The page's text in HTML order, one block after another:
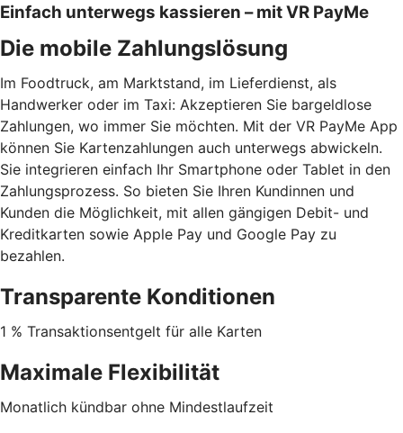
Einfach unterwegs kassieren – mit VR PayMe
Die mobile Zahlungslösung
Im Foodtruck, am Marktstand, im Lieferdienst, als
Handwerker oder im Taxi: Akzeptieren Sie bargeldlose
Zahlungen, wo immer Sie möchten. Mit der VR PayMe App
können Sie Kartenzahlungen auch unterwegs abwickeln.
Sie integrieren einfach Ihr Smartphone oder Tablet in den
Zahlungsprozess. So bieten Sie Ihren Kundinnen und
Kunden die Möglichkeit, mit allen gängigen Debit- und
Kreditkarten sowie Apple Pay und Google Pay zu
bezahlen.
Transparente Konditionen
1 % Transaktionsentgelt für alle Karten
Maximale Flexibilität
Monatlich kündbar ohne Mindestlaufzeit